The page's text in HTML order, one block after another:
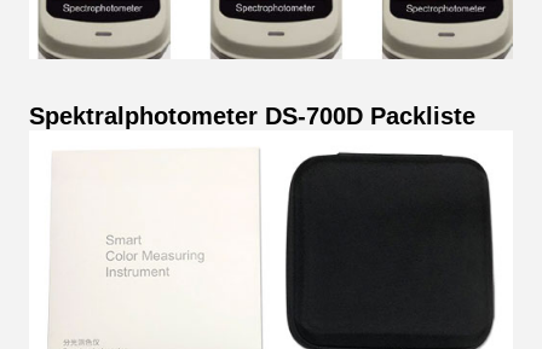
Spektralphotometer DS-700D Packliste